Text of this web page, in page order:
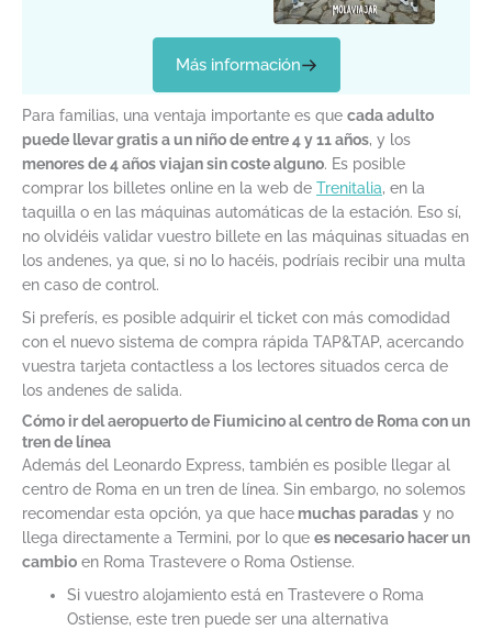
Más información
Para familias, una ventaja importante es que cada adulto
puede llevar gratis a un niño de entre 4 y 11 años, y los
menores de 4 años viajan sin coste alguno. Es posible
comprar los billetes online en la web de Trenitalia, en la
taquilla o en las máquinas automáticas de la estación. Eso sí,
no olvidéis validar vuestro billete en las máquinas situadas en
los andenes, ya que, si no lo hacéis, podríais recibir una multa
en caso de control.
Si preferís, es posible adquirir el ticket con más comodidad
con el nuevo sistema de compra rápida TAP&TAP, acercando
vuestra tarjeta contactless a los lectores situados cerca de
los andenes de salida.
Cómo ir del aeropuerto de Fiumicino al centro de Roma con un
tren de línea
Además del Leonardo Express, también es posible llegar al
centro de Roma en un tren de línea. Sin embargo, no solemos
recomendar esta opción, ya que hace muchas paradas y no
llega directamente a Termini, por lo que es necesario hacer un
cambio en Roma Trastevere o Roma Ostiense.
Si vuestro alojamiento está en Trastevere o Roma
Ostiense, este tren puede ser una alternativa